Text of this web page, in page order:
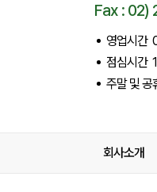
Fax : 02)
영업시간
점심시간
주말 및 공
회사소개